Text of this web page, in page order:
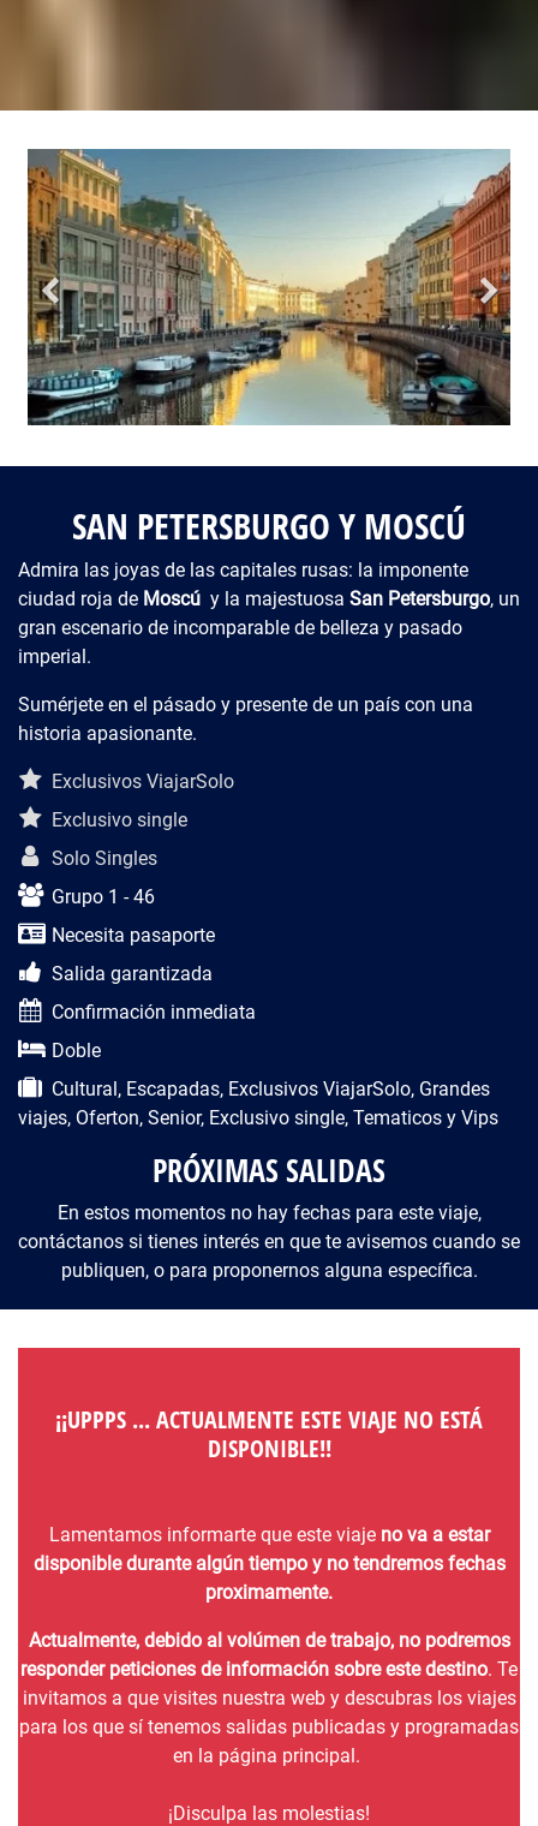
Fotos del viaje
Galería
SAN PETERSBURGO Y MOSCÚ
Admira las joyas de las capitales rusas: la imponente
ciudad roja de Moscú y la majestuosa San Petersburgo, un
gran escenario de incomparable de belleza y pasado
imperial.
Sumérjete en el pásado y presente de un país con una
historia apasionante.
Descripción del viaje
Exclusivos ViajarSolo
Exclusivo single
Solo Singles
Grupo 1 - 46
Necesita pasaporte
Salida garantizada
Confirmación inmediata
Doble
Cultural, Escapadas, Exclusivos ViajarSolo, Grandes
viajes, Oferton, Senior, Exclusivo single, Tematicos y Vips
PRÓXIMAS SALIDAS
En estos momentos no hay fechas para este viaje,
contáctanos si tienes interés en que te avisemos cuando se
publiquen, o para proponernos alguna específica.
¡¡UPPPS ... ACTUALMENTE ESTE VIAJE NO ESTÁ
DISPONIBLE!!
Lamentamos informarte que este viaje no va a estar
disponible durante algún tiempo y no tendremos fechas
proximamente.
Actualmente, debido al volúmen de trabajo, no podremos
responder peticiones de información sobre este destino. Te
invitamos a que visites nuestra web y descubras los viajes
para los que sí tenemos salidas publicadas y programadas
en la página principal.
¡Disculpa las molestias!